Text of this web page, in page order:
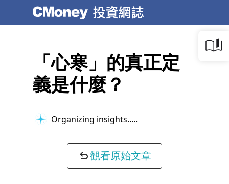
「心寒」的真正定
義是什麼？
Organizing insights...
觀看原始文章